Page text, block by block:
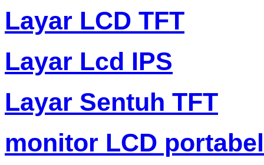
Layar LCD TFT
Layar Lcd IPS
Layar Sentuh TFT
monitor LCD portabel